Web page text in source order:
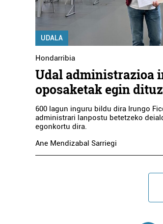
UDALA
Hondarribia
Udal administrazioa
oposaketak egin
600 lagun inguru bildu dira Irungo
administrari lanpostu betetzeko
egonkortu dira.
Ane Mendizabal Sarriegi